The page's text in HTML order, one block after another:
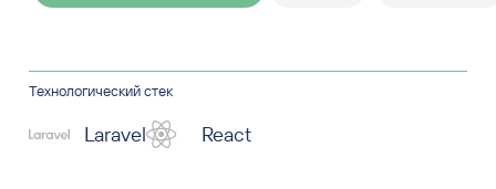
Технологический стек
Laravel React